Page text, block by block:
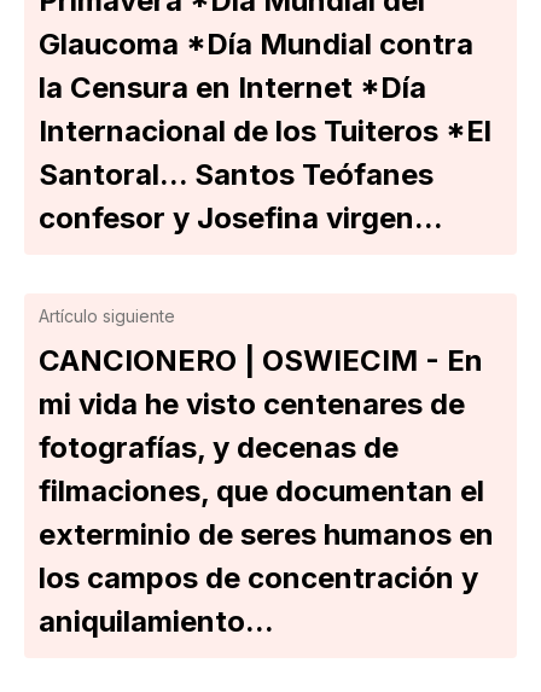
Glaucoma *Día Mundial contra
la Censura en Internet *Día
Internacional de los Tuiteros *El
Santoral... Santos Teófanes
confesor y Josefina virgen...
Artículo siguiente
CANCIONERO | OSWIECIM - En
mi vida he visto centenares de
fotografías, y decenas de
filmaciones, que documentan el
exterminio de seres humanos en
los campos de concentración y
aniquilamiento...